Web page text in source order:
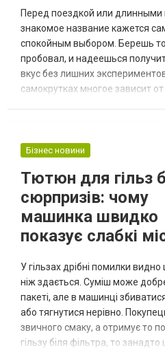
Перед поездкой или
знакомое название кажется
спокойным выбором. Берешь
пробовал, и надеешься
вкус без лишних
самокрутках многое зависит
сильнее новой. Что помнить о
самокруток, в памяти обычно
точная влажность и не р...
Бізнес новини
Тютюн для гільз
сюрпризів: чому
машинка швидко
показує слабкі
У гільзах дрібні помилки
ніж здається. Суміш може
пакеті, але в машинці
або тягнутися нерівно.
звичного смаку, а отримує то
гільзу біля фільтра, то занадто